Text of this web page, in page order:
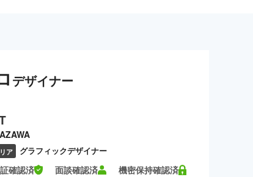
デザイナー
ア グラフィックデザイナー
確認済 面談確認済 機密保持確認済